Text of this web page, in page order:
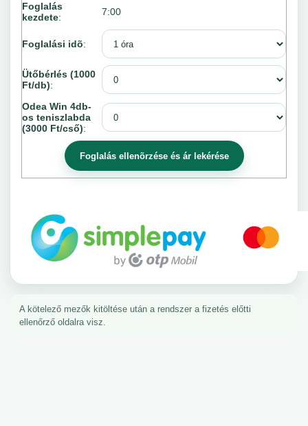
Foglalás
kezdete: 7:00
Foglalási idõ:
Ütőbérlés (1000
Ft/db):
Odea Win 4db-
os teniszlabda
(3000 Ft/cső):
A kötelező mezők kitöltése után a rendszer a fizetés előtti
ellenőrző oldalra visz.